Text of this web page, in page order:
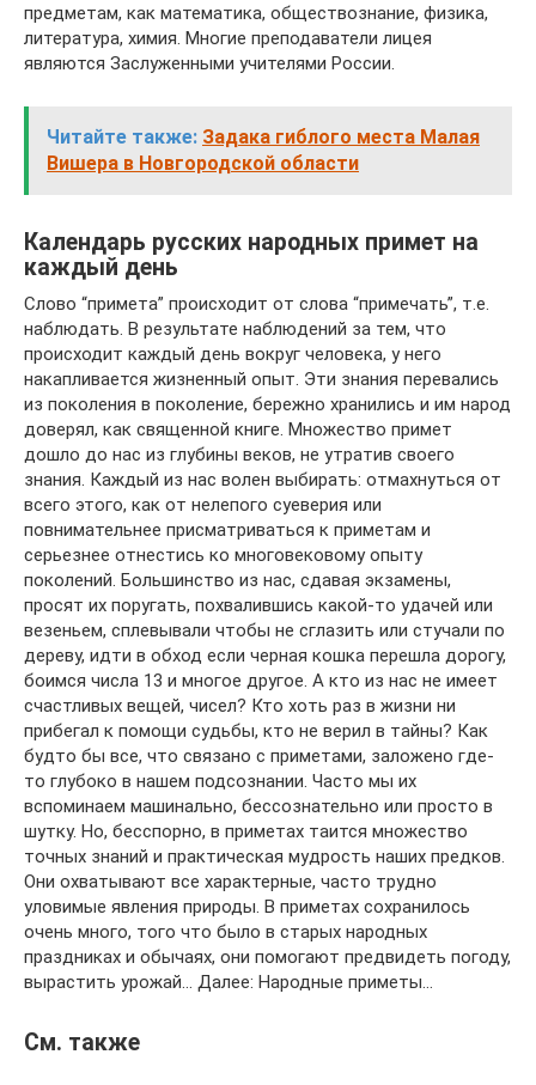
предметам, как математика, обществознание, физика,
литература, химия. Многие преподаватели лицея
являются Заслуженными учителями России.
Читайте также: Задака гиблого места Малая
Вишера в Новгородской области
Календарь русских народных примет на
каждый день
Слово “примета” происходит от слова “примечать”, т.е.
наблюдать. В результате наблюдений за тем, что
происходит каждый день вокруг человека, у него
накапливается жизненный опыт. Эти знания перевались
из поколения в поколение, бережно хранились и им народ
доверял, как священной книге. Множество примет
дошло до нас из глубины веков, не утратив своего
знания. Каждый из нас волен выбирать: отмахнуться от
всего этого, как от нелепого суеверия или
повнимательнее присматриваться к приметам и
серьезнее отнестись ко многовековому опыту
поколений. Большинство из нас, сдавая экзамены,
просят их поругать, похвалившись какой-то удачей или
везеньем, сплевывали чтобы не сглазить или стучали по
дереву, идти в обход если черная кошка перешла дорогу,
боимся числа 13 и многое другое. А кто из нас не имеет
счастливых вещей, чисел? Кто хоть раз в жизни ни
прибегал к помощи судьбы, кто не верил в тайны? Как
будто бы все, что связано с приметами, заложено где-
то глубоко в нашем подсознании. Часто мы их
вспоминаем машинально, бессознательно или просто в
шутку. Но, бесспорно, в приметах таится множество
точных знаний и практическая мудрость наших предков.
Они охватывают все характерные, часто трудно
уловимые явления природы. В приметах сохранилось
очень много, того что было в старых народных
праздниках и обычаях, они помогают предвидеть погоду,
вырастить урожай… Далее: Народные приметы…
См. также